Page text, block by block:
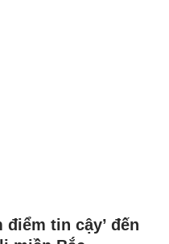
điểm tin cậy’ đến